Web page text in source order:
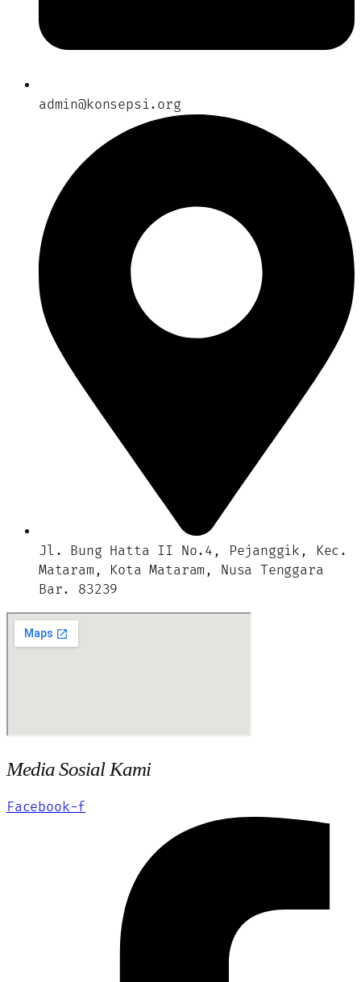
admin@konsepsi.org
Jl. Bung Hatta II No.4, Pejanggik, Kec.
Mataram, Kota Mataram, Nusa Tenggara
Bar. 83239
Media Sosial Kami
Facebook-f